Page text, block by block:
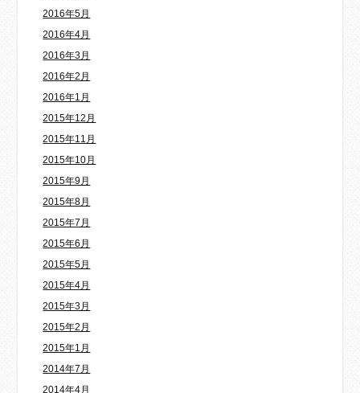
2016年5月
2016年4月
2016年3月
2016年2月
2016年1月
2015年12月
2015年11月
2015年10月
2015年9月
2015年8月
2015年7月
2015年6月
2015年5月
2015年4月
2015年3月
2015年2月
2015年1月
2014年7月
2014年4月